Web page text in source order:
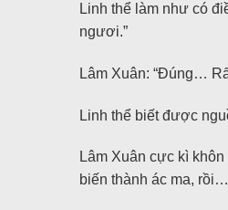
Linh thể làm như có
ngươi.”
Lâm Xuân: “Đúng…
Linh thể biết được
Lâm Xuân cực kì
biến thành ác ma,